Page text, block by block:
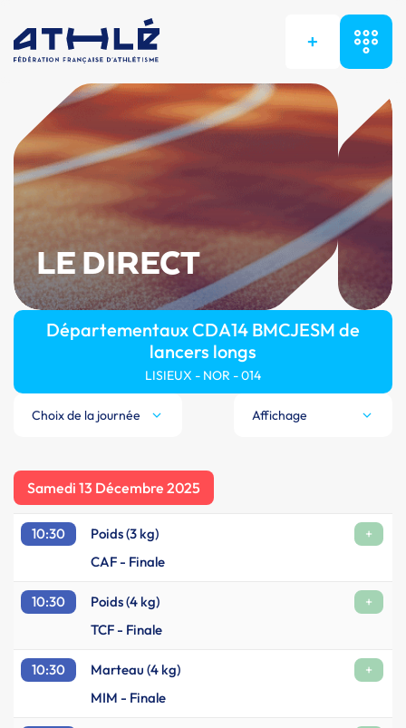
+
LE DIRECT
Départementaux CDA14 BMCJESM de
lancers longs
LISIEUX - NOR - 014
Choix de la journée Affichage
Samedi 13 Décembre 2025
10:30 Poids (3 kg)
+
CAF - Finale
10:30 Poids (4 kg)
+
TCF - Finale
10:30 Marteau (4 kg)
+
MIM - Finale